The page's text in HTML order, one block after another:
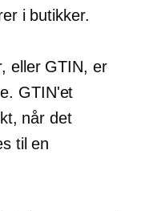
i butikker.
eller GTIN, er
GTIN'et
når det
til en